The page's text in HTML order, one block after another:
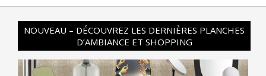
NOUVEAU – DÉCOUVREZ LES DERNIÈRES PLANCHES
D’AMBIANCE ET SHOPPING